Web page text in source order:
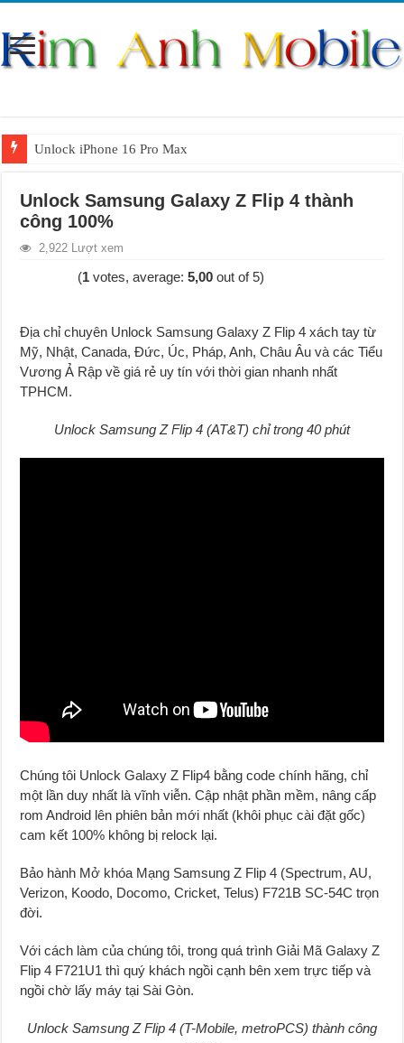
Unlock iPhone 16 Pro Max
Unlock Samsung Galaxy S26 Ultra
Unlock Samsung Galaxy Z Fold 7 giá rẻ
Unlock Samsung Galaxy Z Flip 4 thành
công 100%
2,922 Lượt xem
(1 votes, average:5,00 out of 5)
Địa chỉ chuyên Unlock Samsung Galaxy Z Flip 4 xách tay từ
Mỹ, Nhật, Canada, Đức, Úc, Pháp, Anh, Châu Âu và các Tiểu
Vương Ả Rập về giá rẻ uy tín với thời gian nhanh nhất
TPHCM.
Unlock Samsung Z Flip 4 (AT&T) chỉ trong 40 phút
Chúng tôi Unlock Galaxy Z Flip4 bằng code chính hãng, chỉ
một lần duy nhất là vĩnh viễn. Cập nhật phần mềm, nâng cấp
rom Android lên phiên bản mới nhất (khôi phục cài đặt gốc)
cam kết 100% không bị relock lại.
Bảo hành Mở khóa Mạng Samsung Z Flip 4 (Spectrum, AU,
Verizon, Koodo, Docomo, Cricket, Telus) F721B SC-54C trọn
đời.
Với cách làm của chúng tôi, trong quá trình Giải Mã Galaxy Z
Flip 4 F721U1 thì quý khách ngồi cạnh bên xem trực tiếp và
ngồi chờ lấy máy tại Sài Gòn.
Unlock Samsung Z Flip 4 (T-Mobile, metroPCS) thành công